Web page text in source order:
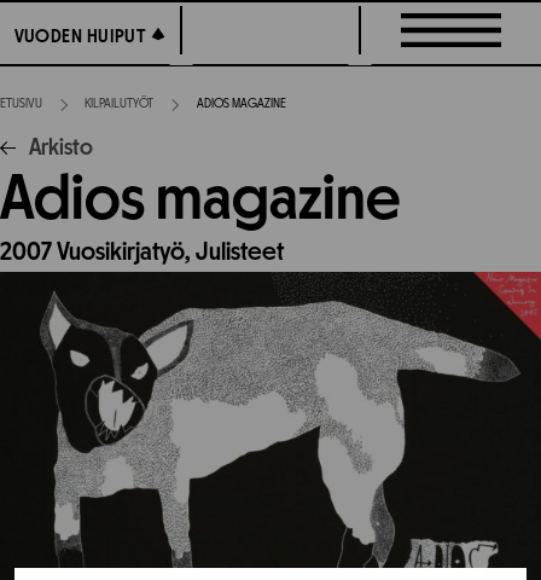
suoraan
sisältöön
VUODEN HUIPUT
VUODEN HUIPUT
ETUSIVU KILPAILUTYÖT ADIOS MAGAZINE
Arkisto
Adios magazine
2007Vuosikirjatyö, Julisteet